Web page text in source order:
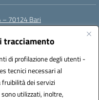
tracciamento
di profilazione degli utenti -
tecnici necessari al
dei servizi
utilizzati, inoltre,
– 70124 Bari
(IPA): istsc_bapc150004